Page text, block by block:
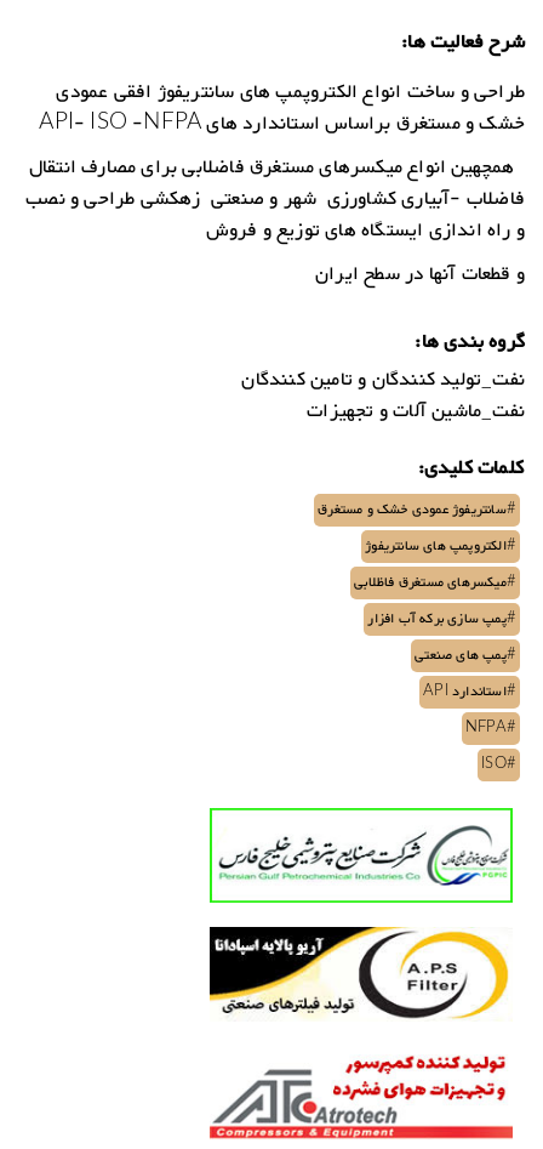
شرح فعالیت ها:
طراحی و ساخت انواع الکتروپمپ های سانتریفوژ افقی عمودی
خشک و مستغرق براساس استاندارد های API- ISO -NFPA
همچهین انواع میکسرهای مستغرق فاضلابی برای مصارف انتقال
فاضلاب -آبیاری کشاورزی شهر و صنعتی زهکشی طراحی و نصب
و راه اندازی ایستگاه های توزیع و فروش
و قطعات آنها در سطح ایران
گروه بندی ها:
نفت_تولید کنندگان و تامین کنندگان
نفت_ماشین آلات و تجهیزات
کلمات کلیدی:
#سانتریفوژ عمودی خشک و مستغرق
#الکتروپمپ های سانتریفوژ
#میکسرهای مستغرق فاظلابی
#پمپ سازی برکه آب افزار
#پمپ های صنعتی
#استاندارد API
#NFPA
#ISO